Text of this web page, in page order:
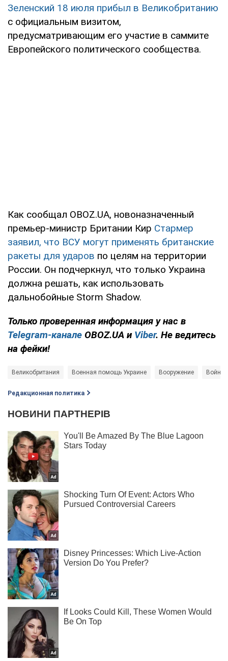
Зеленский 18 июля прибыл в Великобританию
с официальным визитом,
предусматривающим его участие в саммите
Европейского политического сообщества.
Как сообщал OBOZ.UA, новоназначенный
премьер-министр Британии Кир Стармер
заявил, что ВСУ могут применять британские
ракеты для ударов по целям на территории
России. Он подчеркнул, что только Украина
должна решать, как использовать
дальнобойные Storm Shadow.
Только проверенная информация у нас в
Telegram-канале OBOZ.UA и Viber. Не ведитесь
на фейки!
Великобритания Военная помощь Украине Вооружение Война
Редакционная политика